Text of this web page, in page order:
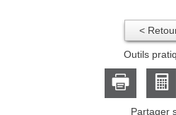
<
Outils
Partager